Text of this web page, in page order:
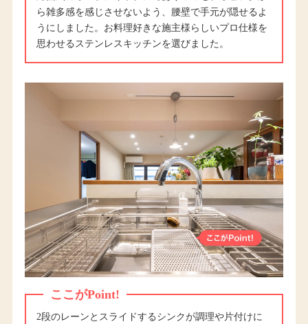
ら雑多感を感じさせないよう、腰壁で手元が隠せるよ
うにしました。お料理好きな施主様らしいプロ仕様を
思わせるステンレスキッチンを選びました。
ここがPoint!
2段のレーンとスライドするシンクが調理や片付けに